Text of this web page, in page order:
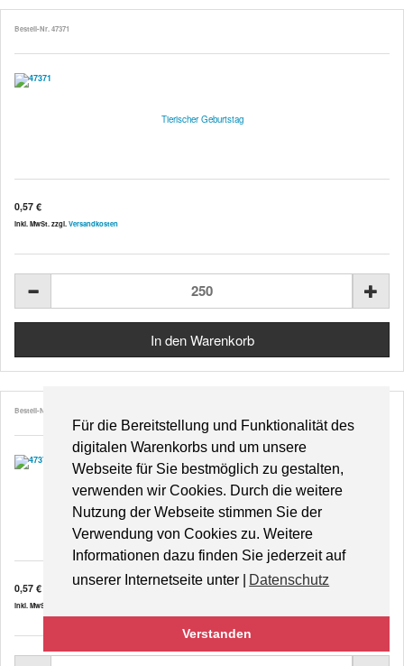
Für die Bereitstellung und Funktionalität des
digitalen Warenkorbs und um unsere
Webseite für Sie bestmöglich zu gestalten,
verwenden wir Cookies. Durch die weitere
Nutzung der Webseite stimmen Sie der
Verwendung von Cookies zu. Weitere
Informationen dazu finden Sie jederzeit auf
unserer Internetseite unter |
Datenschutz
Verstanden
Bestell-Nr. 47371
Tierischer Geburtstag
0,57 €
inkl. MwSt. zzgl. Versandkosten
Bestell-Nr. 47370
0,57 €
inkl. MwSt. zzgl.